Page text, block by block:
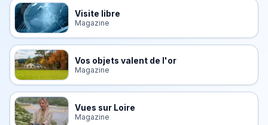
Visite libre
Magazine
Vos objets valent de l'or
Magazine
Vues sur Loire
Magazine